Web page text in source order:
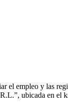
ubicada en el